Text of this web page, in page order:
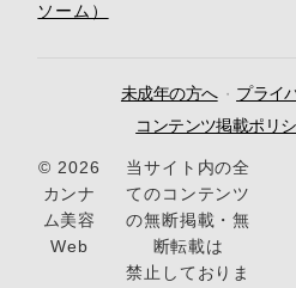
ソーム）
未成年の方へ
プライ
コンテンツ掲載ポリ
© 2026
カンナ
ム美容
Web
当サイト内の全
てのコンテンツ
の無断掲載・無
断転載は
禁止しておりま